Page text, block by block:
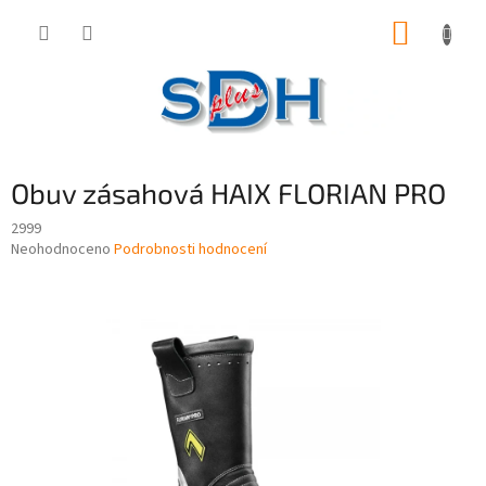
Obuv zásahová HAIX FLORIAN PRO
2999
Průměrné
Neohodnoceno Podrobnosti hodnocení